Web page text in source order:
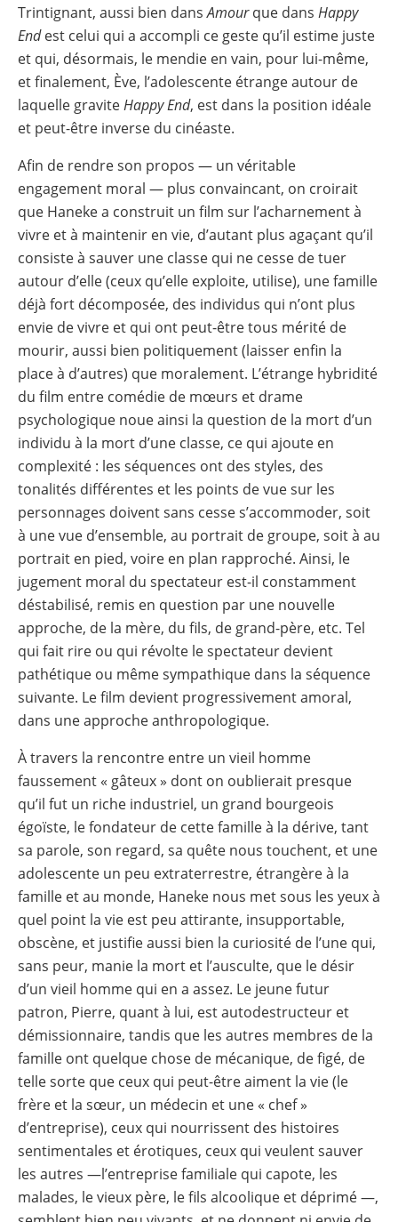
Trintignant, aussi bien dansAmourque dans Happy
Endest celui qui a accompli ce geste qu’il estime juste
et qui, désormais, le mendie en vain, pour lui-même,
et finalement, Ève, l’adolescente étrange autour de
laquelle graviteHappy End, est dans la position idéale
et peut-être inverse du cinéaste.
Afin de rendre son propos — un véritable
engagement moral — plus convaincant, on croirait
que Haneke a construit un film sur l’acharnement à
vivre et à maintenir en vie, d’autant plus agaçant qu’il
consiste à sauver une classe qui ne cesse de tuer
autour d’elle (ceux qu’elle exploite, utilise), une famille
déjà fort décomposée, des individus qui n’ont plus
envie de vivre et qui ont peut-être tous mérité de
mourir, aussi bien politiquement (laisser enfin la
place à d’autres) que moralement. L’étrange hybridité
du film entre comédie de mœurs et drame
psychologique noue ainsi la question de la mort d’un
individu à la mort d’une classe, ce qui ajoute en
complexité : les séquences ont des styles, des
tonalités différentes et les points de vue sur les
personnages doivent sans cesse s’accommoder, soit
à une vue d’ensemble, au portrait de groupe, soit à au
portrait en pied, voire en plan rapproché. Ainsi, le
jugement moral du spectateur est-il constamment
déstabilisé, remis en question par une nouvelle
approche, de la mère, du fils, de grand-père, etc. Tel
qui fait rire ou qui révolte le spectateur devient
pathétique ou même sympathique dans la séquence
suivante. Le film devient progressivement amoral,
dans une approche anthropologique.
À travers la rencontre entre un vieil homme
faussement « gâteux » dont on oublierait presque
qu’il fut un riche industriel, un grand bourgeois
égoïste, le fondateur de cette famille à la dérive, tant
sa parole, son regard, sa quête nous touchent, et une
adolescente un peu extraterrestre, étrangère à la
famille et au monde, Haneke nous met sous les yeux à
quel point la vie est peu attirante, insupportable,
obscène, et justifie aussi bien la curiosité de l’une qui,
sans peur, manie la mort et l’ausculte, que le désir
d’un vieil homme qui en a assez. Le jeune futur
patron, Pierre, quant à lui, est autodestructeur et
démissionnaire, tandis que les autres membres de la
famille ont quelque chose de mécanique, de figé, de
telle sorte que ceux qui peut-être aiment la vie (le
frère et la sœur, un médecin et une « chef »
d’entreprise), ceux qui nourrissent des histoires
sentimentales et érotiques, ceux qui veulent sauver
les autres —l’entreprise familiale qui capote, les
malades, le vieux père, le fils alcoolique et déprimé —,